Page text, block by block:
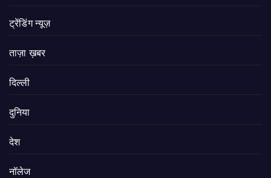
ट्रेंडिंग न्यूज़
ताज़ा ख़बर
दिल्ली
दुनिया
देश
नॉलेज